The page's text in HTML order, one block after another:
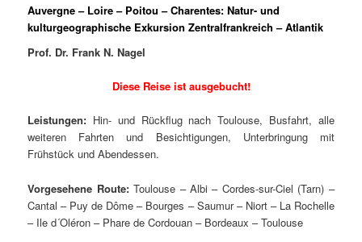
Auvergne – Loire – Poitou – Charentes: Natur- und
kulturgeographische Exkursion Zentralfrankreich – Atlantik
Prof. Dr. Frank N. Nagel
Diese Reise ist ausgebucht!
Leistungen: Hin- und Rückflug nach Toulouse, Busfahrt, alle
weiteren Fahrten und Besichtigungen, Unterbringung mit
Frühstück und Abendessen.
Vorgesehene Route:Toulouse – Albi – Cordes-sur-Ciel (Tarn) –
Cantal – Puy de Dôme – Bourges – Saumur – Niort – La Rochelle
– Ile d´Oléron – Phare de Cordouan – Bordeaux – Toulouse